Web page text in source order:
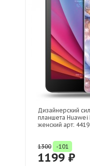
Дизайнерский
планшета Huawei
женский арт:
1300 -101
1199 ₽